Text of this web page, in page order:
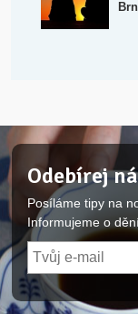
Odebírej
Posíláme tipy na
Informujeme o